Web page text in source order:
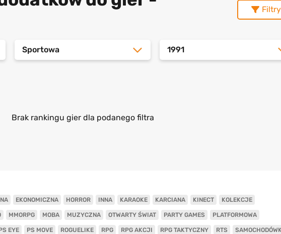
Filtry
Sportowa 1991
Brak rankingu gier dla podanego filtra
EKONOMICZNA HORROR INNA KARAOKE KARCIANA KINECT KOLEKCJE
MMORPG MOBA MUZYCZNA OTWARTY ŚWIAT PARTY GAMES PLATFORMOWA
EYE PS MOVE ROGUELIKE RPG RPG AKCJI RPG TAKTYCZNY RTS